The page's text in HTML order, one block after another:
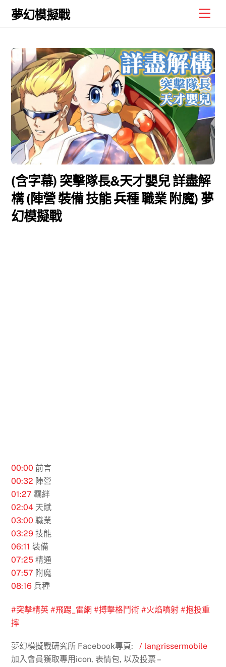
Skip
夢幻模擬戰
(含字幕) 突擊隊長&天才嬰兒 詳盡解
構 (陣營 裝備 技能 兵種 職業 附魔) 夢
幻模擬戰
00:00 ​ 前言
00:32 陣營
01:27 羈絆
02:04 ​ 天賦
03:00 職業
03:29 技能
06:11 裝備
07:25 精通
07:57 附魔
08:16 ​ 兵種
#突擊精英 #飛踢_雷網 #搏擊格鬥術 #火焰噴射 #抱投重
摔
夢幻模擬戰研究所 Facebook專頁:
/ langrissermobile
加入會員獲取專用icon, 表情包, 以及投票 –